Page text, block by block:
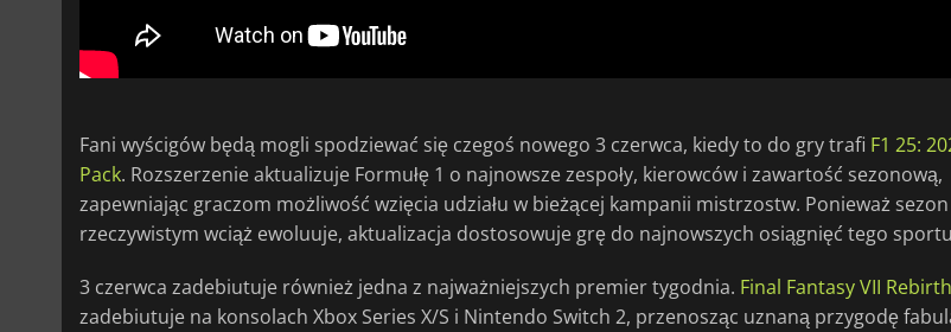
Fani wyścigów będą mogli spodziewać się czegoś nowego 3 czerwca, kiedy to do gry trafi F1 25:
Pack. Rozszerzenie aktualizuje Formułę 1 o najnowsze zespoły, kierowców i zawartość sezonową,
zapewniając graczom możliwość wzięcia udziału w bieżącej kampanii mistrzostw. Ponieważ
rzeczywistym wciąż ewoluuje, aktualizacja dostosowuje grę do najnowszych osiągnięć tego
3 czerwca zadebiutuje również jedna z najważniejszych premier tygodnia. Final Fantasy VII Rebirth
zadebiutuje na konsolach Xbox Series X/S i Nintendo Switch 2, przenosząc uznaną przygodę